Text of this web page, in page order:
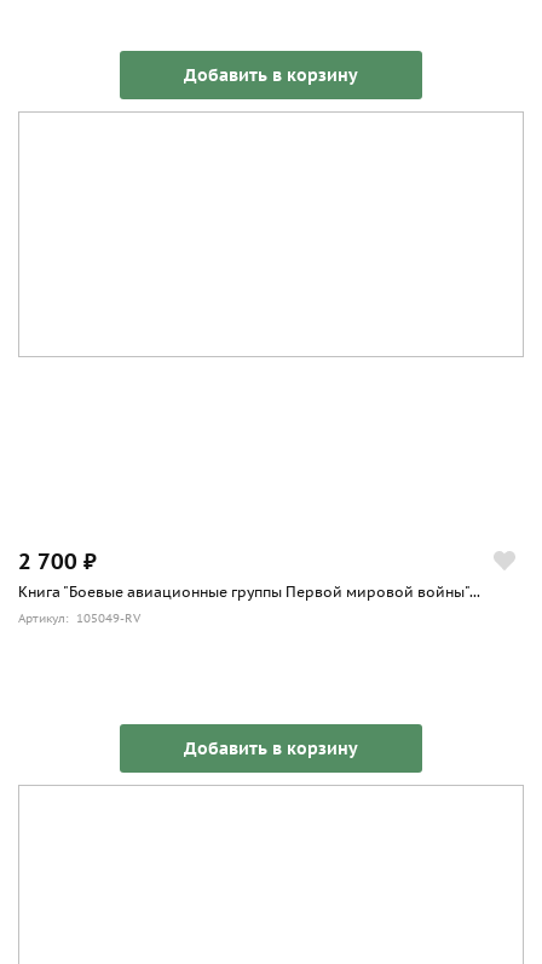
Добавить в корзину
2 700 ₽
Книга "Боевые авиационные группы Первой мировой войны"...
Артикул: 105049-RV
Добавить в корзину